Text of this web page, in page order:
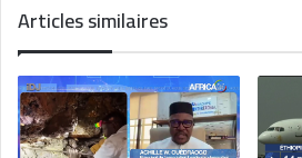
Articles similaires